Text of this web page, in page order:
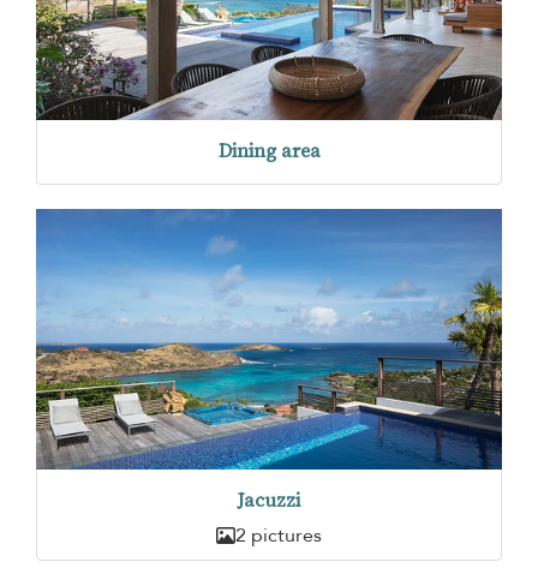
Dining area
Jacuzzi
2 pictures